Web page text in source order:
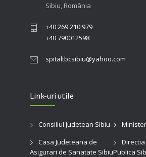
Sibiu, România
+40 269 210 979
+40 790012598
spitaltbcsibiu@yahoo.com
Link-uri utile
Consiliul Judetean Sibiu
Casa Judeteana de
Asigurari de Sanatate SibiuPublica